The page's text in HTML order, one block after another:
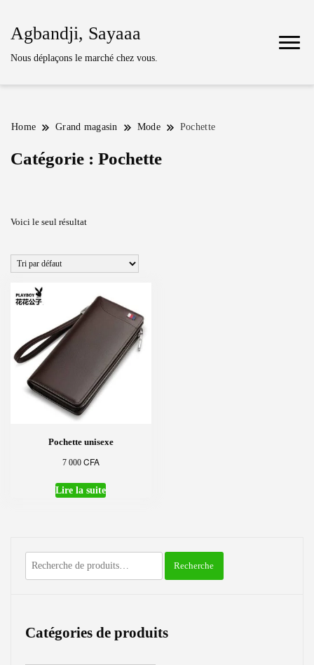
Agbandji, Sayaaa
Nous déplaçons le marché chez vous.
Home Grand magasin Mode Pochette
Catégorie : Pochette
Voici le seul résultat
Pochette unisexe
7 000 CFA
Lire la suite
Recherche
Catégories de produits